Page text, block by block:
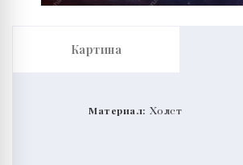
Картина
Материал: Холст